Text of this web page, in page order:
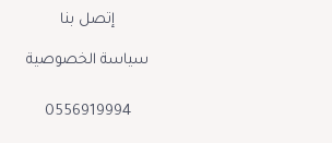
إتصل بنا
سياسة الخصوصية
0556919994